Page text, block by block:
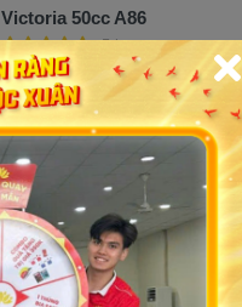
Victoria 50cc A86
5 lượt mua
19,100,000đ 20,000,000đ